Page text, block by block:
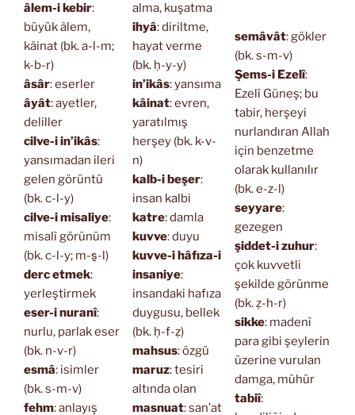
âlem-i kebir:
büyük âlem,
kâinat (bk. a-l-m;
k-b-r)
âsâr: eserler
âyât: ayetler,
deliller
cilve-i in’ikâs:
yansımadan ileri
gelen görüntü
(bk. c-l-y)
cilve-i misaliye:
misalî görünüm
(bk. c-l-y; m-s̱-l)
derc etmek:
yerleştirmek
eser-i nuranî:
nurlu, parlak eser
(bk. n-v-r)
esmâ: isimler
(bk. s-m-v)
fehm: anlayış
alma, kuşatma
ihyâ: diriltme,
hayat verme
(bk. ḥ-y-y)
in’ikâs: yansıma
kâinat: evren,
yaratılmış
herşey (bk. k-v-
n)
kalb-i beşer:
insan kalbi
katre: damla
kuvve: duyu
kuvve-i hâfıza-i
insaniye:
insandaki hafıza
duygusu, bellek
(bk. ḥ-f-ẓ)
mahsus: özgü
maruz: tesiri
altında olan
masnuat: san’at
semâvât: gökler
(bk. s-m-v)
Şems-i Ezelî:
Ezelî Güneş; bu
tabir, herşeyi
nurlandıran Allah
için benzetme
olarak kullanılır
(bk. e-z-l)
seyyare:
gezegen
şiddet-i zuhur:
çok kuvvetli
şekilde görünme
(bk. ẓ-h-r)
sikke: madenî
para gibi şeylerin
üzerine vurulan
damga, mühür
tabiî: